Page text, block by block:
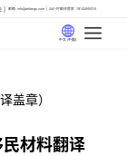
邮箱: info@artlangs.com 24小时翻译管家: 18142666316
中文 (中国)
盖章）
材料翻译